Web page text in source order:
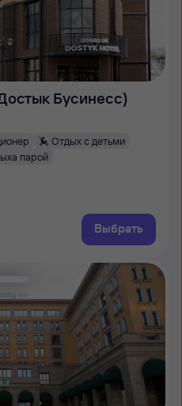
Бусинесс)
Отдых с детьми
парой
Выбрать